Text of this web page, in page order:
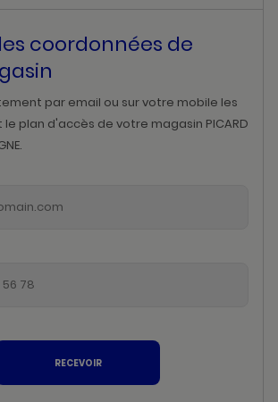
coordonnées de
par email ou sur votre mobile les
plan d'accès de votre magasin PICARD
RECEVOIR